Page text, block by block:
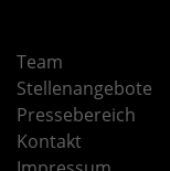
Team
Stellenangebote
Pressebereich
Kontakt